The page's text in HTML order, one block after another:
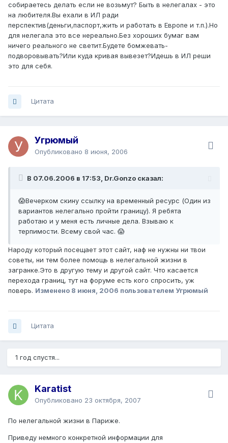
собираетесь делать если не возьмут? Быть в нелегалах - это
на любителя.Вы ехали в ИЛ ради
перспектив(деньги,паспорт,жить и работать в Европе и т.п.).Но
для нелегала это все нереально.Без хороших бумаг вам
ничего реального не светит.Будете бомжевать-
подворовывать?Или куда кривая вывезет?Идешь в ИЛ реши
это для себя.
Цитата
Угрюмый
Опубликовано 8 июня, 2006
В 07.06.2006 в 17:53, Dr.Gonzo сказал:
😱Вечерком скину ссылку на временный ресурс (Один из
вариантов нелегально пройти границу). Я ребята
работаю и у меня есть личные дела. Взываю к
терпимости. Всему свой час. 😱
Народу который посещает этот сайт, наф не нужны ни твои
советы, ни тем более помощь в нелегальной жизни в
загранке.Это в другую тему и другой сайт. Что касается
перехода границ, тут на форуме есть кого спросить, уж
поверь. Изменено 8 июня, 2006 пользователем Угрюмый
Цитата
1 год спустя...
Karatist
Опубликовано 23 октября, 2007
По нелегальной жизни в Париже.
Приведу немного конкретной информации для